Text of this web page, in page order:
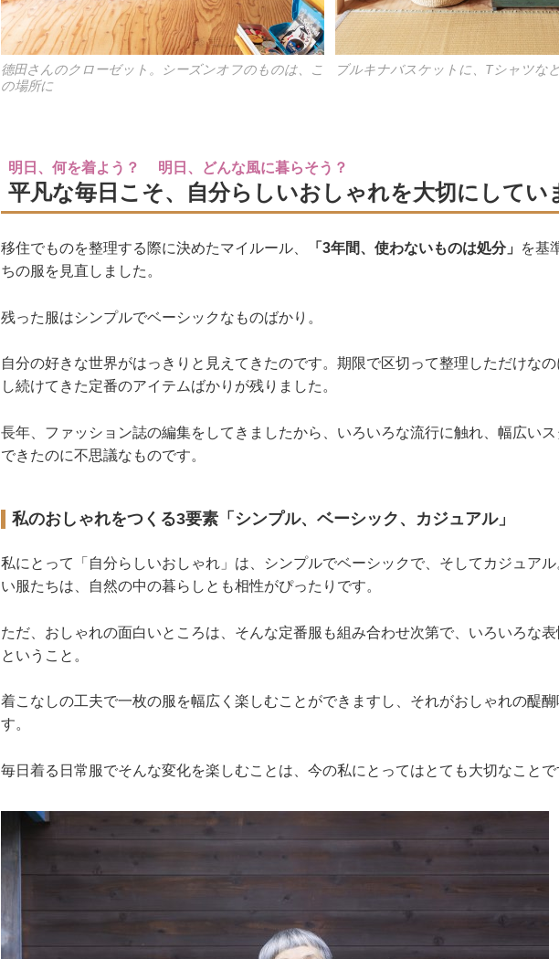
德田さんのクローゼット。シーズンオフのものは、こ
の場所に
ブルキナバスケットに、Tシャツな
明日、何を着よう？ 明日、どんな風に暮らそう？
平凡な毎日こそ、自分らしいおしゃれを大切にしてい
移住でものを整理する際に決めたマイルール、 「3年間、使わないものは処分」
を基
ちの服を見直しました。
残った服はシンプルでベーシックなものばかり。
自分の好きな世界がはっきりと見えてきたのです。期限で区切って整理しただけなの
し続けてきた定番のアイテムばかりが残りました。
長年、ファッション誌の編集をしてきましたから、いろいろな流行に触れ、幅広い
できたのに不思議なものです。
私のおしゃれをつくる3要素「シンプル、ベーシック、カジュアル」
私にとって「自分らしいおしゃれ」は、シンプルでベーシックで、そしてカジュア
い服たちは、自然の中の暮らしとも相性がぴったりです。
ただ、おしゃれの面白いところは、そんな定番服も組み合わせ次第で、いろいろな
ということ。
着こなしの工夫で一枚の服を幅広く楽しむことができますし、それがおしゃれの醍醐
す。
毎日着る日常服でそんな変化を楽しむことは、今の私にとってはとても大切なことで